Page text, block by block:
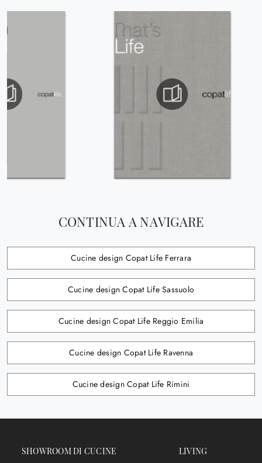
CONTINUA A NAVIGARE
Cucine design Copat Life Ferrara
Cucine design Copat Life Sassuolo
Cucine design Copat Life Reggio Emilia
Cucine design Copat Life Ravenna
Cucine design Copat Life Rimini
SHOWROOM DI CUCINE
LIVING